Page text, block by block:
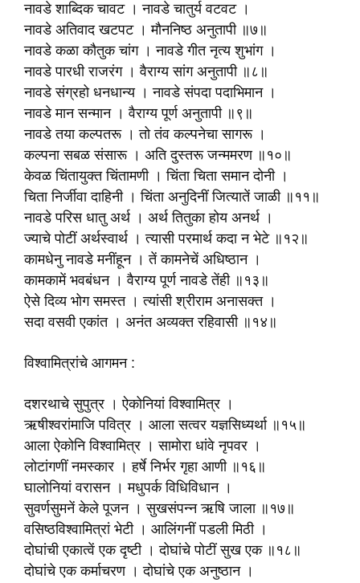
नावडे शाब्दिक चावट । नावडे चातुर्य वटवट ।
नावडे अतिवाद खटपट । मौननिष्ठ अनुतापी ॥७॥
नावडे कळा कौतुक चांग । नावडे गीत नृत्य शुभांग ।
नावडे पारधी राजरंग । वैराग्य सांग अनुतापी ॥८॥
नावडे संग्रहो धनधान्य । नावडे संपदा पदाभिमान ।
नावडे मान सन्मान । वैराग्य पूर्ण अनुतापी ॥९॥
नावडे तया कल्पतरू । तो तंव कल्पनेचा सागरू ।
कल्पना सबळ संसारू । अति दुस्तरू जन्ममरण ॥१०॥
केवळ चिंतायुक्त चिंतामणी । चिंता चिता समान दोनी ।
चिता निर्जीवा दाहिनी । चिंता अनुदिनीं जित्यातें जाळी ॥११॥
नावडे परिस धातु अर्थ । अर्थ तितुका होय अनर्थ ।
ज्याचे पोटीं अर्थस्वार्थ । त्यासी परमार्थ कदा न भेटे ॥१२॥
कामधेनु नावडे मनींहून । तें कामनेचें अधिष्ठान ।
कामकामें भवबंधन । वैराग्य पूर्ण नावडे तेंही ॥१३॥
ऐसे दिव्य भोग समस्त । त्यांसी श्रीराम अनासक्त ।
सदा वसवी एकांत । अनंत अव्यक्त रहिवासी ॥१४॥
विश्वामित्रांचे आगमन :
दशरथाचे सुपुत्र । ऐकोनियां विश्वामित्र ।
ऋषीश्वरांमाजि पवित्र । आला सत्वर यज्ञसिध्यर्था ॥१५॥
आला ऐकोनि विश्वामित्र । सामोरा धांवे नृपवर ।
लोटांगणीं नमस्कार । हर्षे निर्भर गृहा आणी ॥१६॥
घालोनियां वरासन । मधुपर्क विधिविधान ।
सुवर्णसुमनें केले पूजन । सुखसंपन्न ऋषि जाला ॥१७॥
वसिष्ठविश्वामित्रां भेटी । आलिंगनीं पडली मिठी ।
दोघांची एकात्वें एक दृष्टी । दोघांचे पोटीं सुख एक ॥१८॥
दोघांचे एक कर्माचरण । दोघांचे एक अनुष्ठान ।